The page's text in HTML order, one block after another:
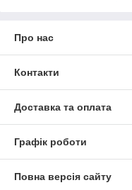
Про нас
Контакти
Доставка та оплата
Графік роботи
Повна версія сайту